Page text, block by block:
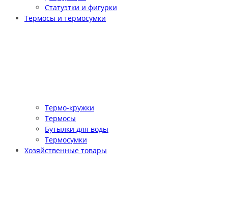
Статуэтки и фигурки
Термосы и термосумки
Термо-кружки
Термосы
Бутылки для воды
Термосумки
Хозяйственные товары